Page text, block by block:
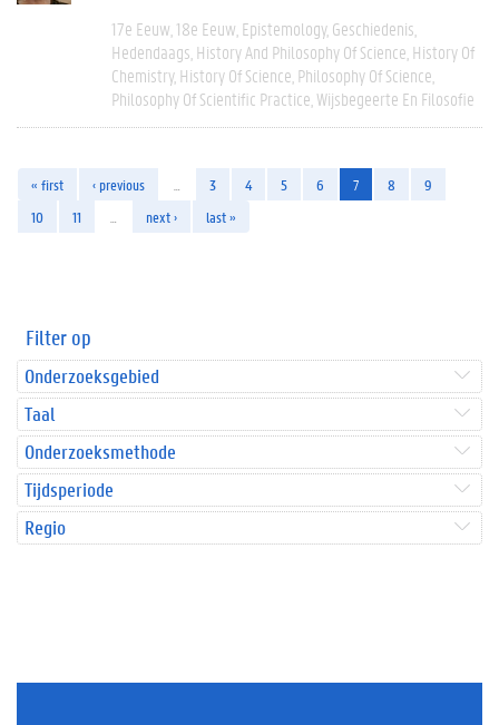
17e Eeuw 18e Eeuw Epistemology Geschiedenis
Hedendaags History And Philosophy Of Science History Of
Chemistry History Of Science Philosophy Of Science
Philosophy Of Scientific Practice Wijsbegeerte En Filosofie
« first ‹ previous 3 4 5 6 7 8
9
10
11 next › last »
Filter op
Onderzoeksgebied
Taal
Onderzoeksmethode
Tijdsperiode
Regio